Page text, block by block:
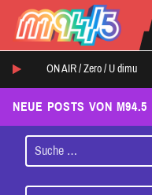
ON AIR / Zero / U dimu
NEUE POSTS VON M94.5